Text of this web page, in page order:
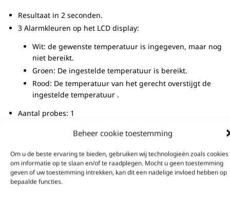
Beheer cookie toestemming
Om u de beste ervaring te bieden, gebruiken wij technologieën zoals cookies
om informatie op te slaan en/of te raadplegen. Mocht u geen toestemming
geven of uw toestemming intrekken, kan dit een nadelige invloed hebben op
bepaalde functies.
Resultaat in 2 seconden.
3 Alarmkleuren op het LCD display:
Wit: de gewenste temperatuur is ingegeven, maar nog
niet bereikt.
Groen: De ingestelde temperatuur is bereikt.
Rood: De temperatuur van het gerecht overstijgt de
ingestelde temperatuur .
Aantal probes: 1
Energiebron: 2 AAA baterijen (900 uur gebruik)
Temperatuurweergave in Celsius of Fahrenheit.
IP65 Water-resistant.